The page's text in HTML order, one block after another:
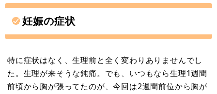
妊娠の症状
特に症状はなく、生理前と全く変わりありませんでし
た。生理が来そうな鈍痛。でも、いつもなら生理1週間
前頃から胸が張ってたのが、今回は2週間前位から胸が